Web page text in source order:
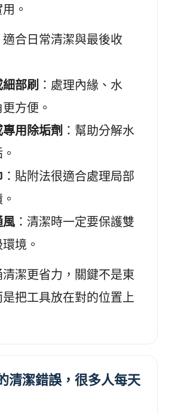
。
適合日常清潔與最後收
部刷 ：處理內緣、水
方便。
用除垢劑 ：幫助分解水
：貼附法很適合處理局部
風：清潔時一定要保護雙
境。
潔更省力，關鍵不是東
把工具放在對的位置上
清潔錯誤，很多人每天